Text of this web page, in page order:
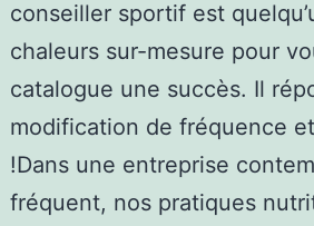
conseiller sportif est
chaleurs sur-mesure pour
catalogue une succès. Il
modification de fréquence
!Dans une entreprise
fréquent, nos pratiques